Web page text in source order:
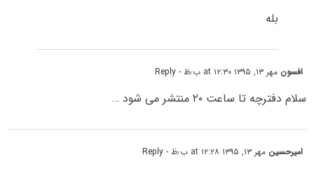
بله
افسون مهر ۱۳, ۱۳۹۵ at ۱۲:۳۰ ب٫ظ - Reply
سلام دفترچه تا ساعت ۲۰ منتشر می شود …
امیرحسین مهر ۱۳, ۱۳۹۵ at ۱۲:۲۸ ب٫ظ - Reply